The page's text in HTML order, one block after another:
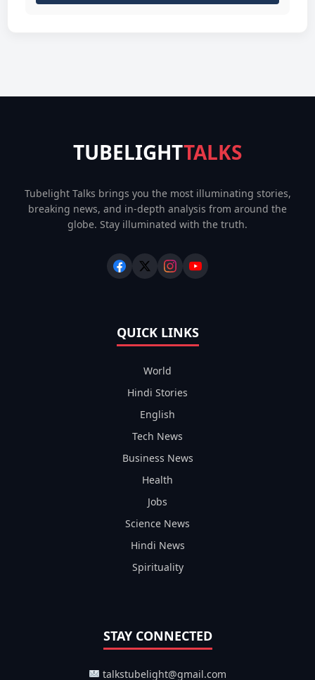
TUBELIGHTTALKS
Tubelight Talks brings you the most illuminating stories,
breaking news, and in-depth analysis from around the
globe. Stay illuminated with the truth.
QUICK LINKS
World
Hindi Stories
English
Tech News
Business News
Health
Jobs
Science News
Hindi News
Spirituality
STAY CONNECTED
talkstubelight@gmail.com